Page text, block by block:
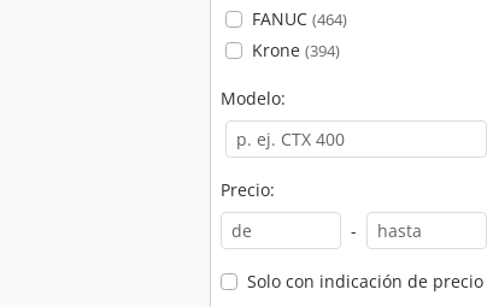
FANUC (464)
Krone (394)
Modelo:
Precio:
-
Solo con indicación de precio